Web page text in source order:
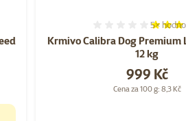
hodnocení: 2
Krmivo Calibra Dog Premium
12 kg
5×
Cena
999 Kč
Cena za 100 g: 8,3 Kč